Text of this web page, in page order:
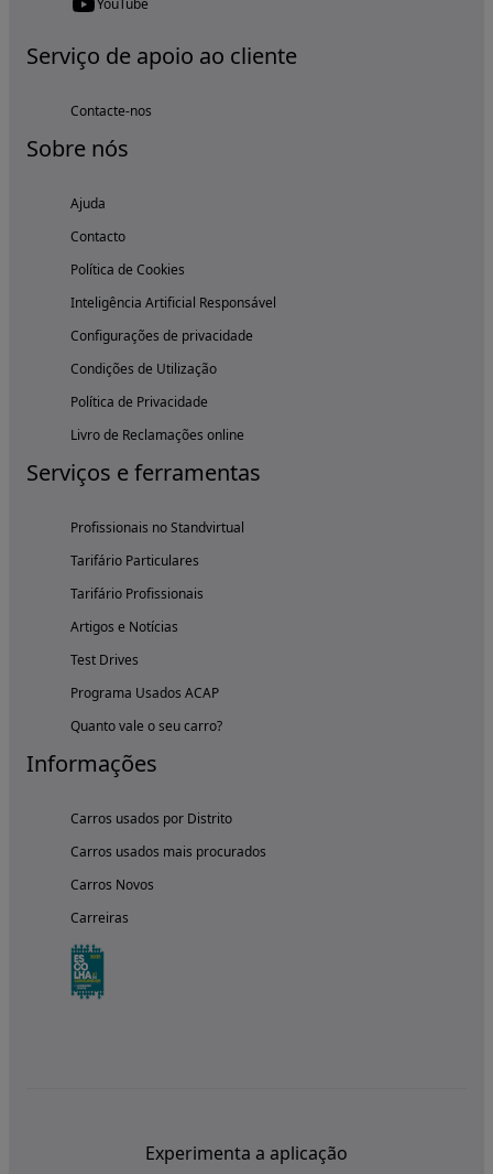
YouTube
Serviço de apoio ao cliente
Contacte-nos
Sobre nós
Ajuda
Contacto
Política de Cookies
Inteligência Artificial Responsável
Configurações de privacidade
Condições de Utilização
Política de Privacidade
Livro de Reclamações online
Serviços e ferramentas
Profissionais no Standvirtual
Tarifário Particulares
Tarifário Profissionais
Artigos e Notícias
Test Drives
Programa Usados ACAP
Quanto vale o seu carro?
Informações
Carros usados por Distrito
Carros usados mais procurados
Carros Novos
Carreiras
Experimenta a aplicação